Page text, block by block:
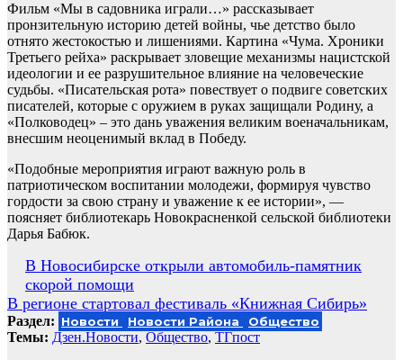
Фильм «Мы в садовника играли…» рассказывает
пронзительную историю детей войны, чье детство было
отнято жестокостью и лишениями. Картина «Чума. Хроники
Третьего рейха» раскрывает зловещие механизмы нацистской
идеологии и ее разрушительное влияние на человеческие
судьбы. «Писательская рота» повествует о подвиге советских
писателей, которые с оружием в руках защищали Родину, а
«Полководец» – это дань уважения великим военачальникам,
внесшим неоценимый вклад в Победу.
«Подобные мероприятия играют важную роль в
патриотическом воспитании молодежи, формируя чувство
гордости за свою страну и уважение к ее истории», —
поясняет библиотекарь Новокрасненкой сельской библиотеки
Дарья Бабюк.
Навигация
по
записям
В Новосибирске открыли автомобиль-памятник
скорой помощи
В регионе стартовал фестиваль «Книжная Сибирь»
Раздел: Новости Новости Района Общество
Темы: Дзен.Новости, Общество, ТГпост